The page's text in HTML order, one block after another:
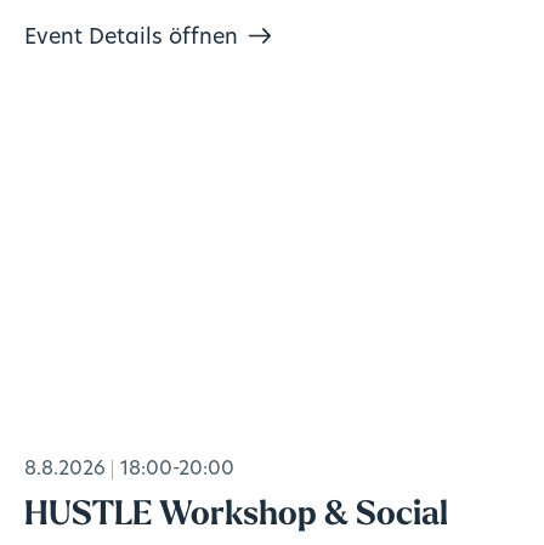
Event Details öffnen
8.8.2026 18:00-20:00
HUSTLE Workshop & Social